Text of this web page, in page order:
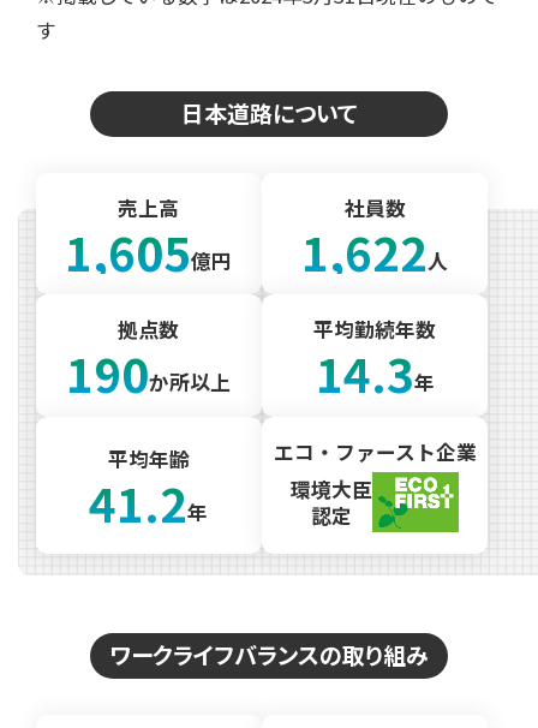
す
日本道路について
売上高
1,605億円
社員数
1,622人
拠点数
190か所以上
平均勤続年数
14.3年
平均年齢
41.2年
エコ・ファースト企業
環境大臣
認定
ワークライフバランスの取り組み